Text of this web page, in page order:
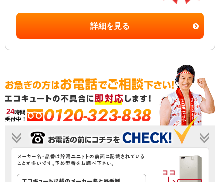
詳細を見る
24時間
受付中！
0120-323-838